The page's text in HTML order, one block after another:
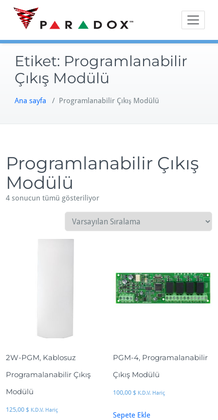
Skip
content
Etiket: Programlanabilir
Çıkış Modülü
Ana sayfa / Programlanabilir Çıkış Modülü
Programlanabilir Çıkış
Modülü
4 sonucun tümü gösteriliyor
2W-PGM, Kablosuz
Programalanabilir Çıkış
Modülü
125,00 $ K.D.V. Hariç
PGM-4, Programalanabilir
Çıkış Modülü
100,00 $ K.D.V. Hariç
Sepete Ekle